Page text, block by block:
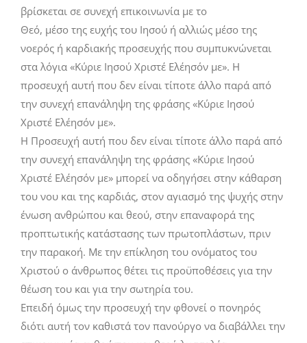
βρίσκεται σε συνεχή επικοινωνία με το
Θεό, μέσο της ευχής του Ιησού ή αλλιώς μέσο της
νοερός ή καρδιακής προσευχής που συμπυκνώνεται
στα λόγια «Κύριε Ιησού Χριστέ Ελέησόν με». Η
προσευχή αυτή που δεν είναι τίποτε άλλο παρά από
την συνεχή επανάληψη της φράσης «Κύριε Ιησού
Χριστέ Ελέησόν με».
H Προσευχή αυτή που δεν είναι τίποτε άλλο παρά από
την συνεχή επανάληψη της φράσης «Κύριε Ιησού
Χριστέ Ελέησόν με» μπορεί να οδηγήσει στην κάθαρση
του νου και της καρδιάς, στον αγιασμό της ψυχής στην
ένωση ανθρώπου και θεού, στην επαναφορά της
προπτωτικής κατάστασης των πρωτοπλάστων, πριν
την παρακοή. Με την επίκληση του ονόματος του
Χριστού ο άνθρωπος θέτει τις προϋποθέσεις για την
θέωση του και για την σωτηρία του.
Επειδή όμως την προσευχή την φθονεί ο πονηρός
διότι αυτή τον καθιστά τον πανούργο να διαβάλλει την